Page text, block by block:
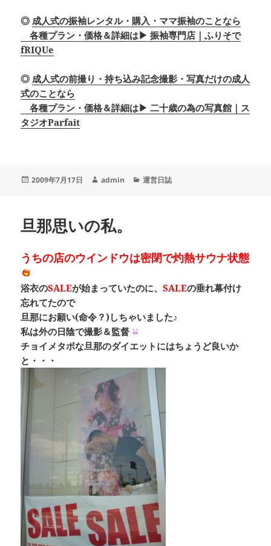
◎ 成人式の振袖レンタル・購入・ママ振袖のことなら
各種プラン・価格＆詳細は▶ 振袖専門店｜ふりそで
fRIQUe
◎ 成人式の前撮り・持ち込み記念撮影・写真だけの成人
式のことなら
各種プラン・価格＆詳細は▶ 二十歳の為の写真館｜ス
タジオParfait
投
2009年7月17日
作
admin
カ
運営日誌
旦那思いの私。
うちの店のウインドウは密閉で灼熱サウナ状態
浴衣のSALEが始まっていたのに、SALEの垂れ幕付け
忘れてたので
旦那にお願い(命令？)しちゃいました♪
私は外の日陰で撮影＆監督
チョイメタボな旦那のダイエットにはちょうど良いか
と・・・